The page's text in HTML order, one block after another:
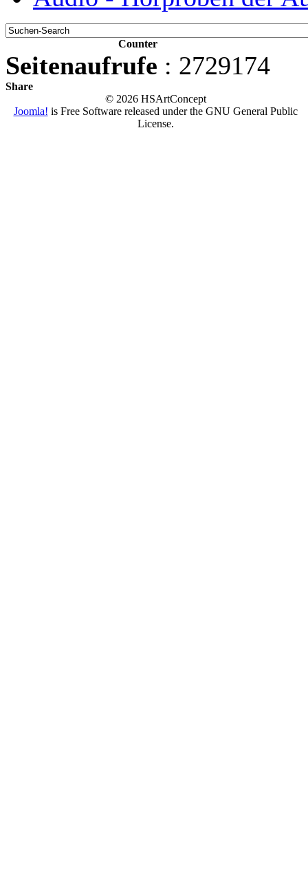
Counter
Seitenaufrufe : 2729174
Share
© 2026 HSArtConcept
Joomla! is Free Software released under the GNU General Public
License.